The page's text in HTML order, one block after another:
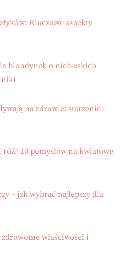
Kluczowe aspekty
blondynek o niebieskich
na zdrowie: starzenie i
róż? 10 pomysłów na kwiatowe
– jak wybrać najlepszy dla
właściwości i